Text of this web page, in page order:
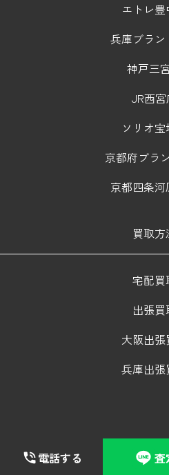
電話する 査
エトレ豊
兵庫ブラン
神戸三
JR西宮
ソリオ宝
京都府ブラ
京都四条河
買取方
宅配買
出張買
大阪出張
兵庫出張
© 2024 BRAND HANDS